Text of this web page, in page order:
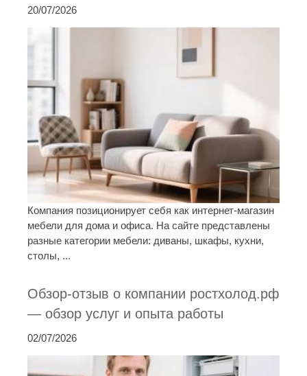
20/07/2026
Компания позиционирует себя как интернет-магазин
мебели для дома и офиса. На сайте представлены
разные категории мебели: диваны, шкафы, кухни,
столы, ...
Обзор-отзыв о компании ростхолод.рф
— обзор услуг и опыта работы
02/07/2026